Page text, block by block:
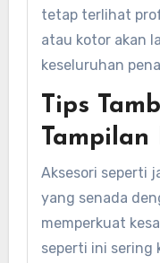
tetap terlihat
atau kotor akan
keseluruhan
Tips
Aksesori seperti
yang senada
memperkuat
seperti ini sering